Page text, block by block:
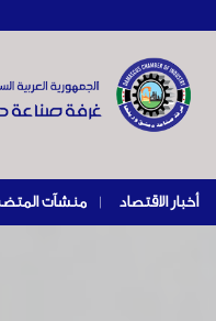
أخبار الاقتصاد |